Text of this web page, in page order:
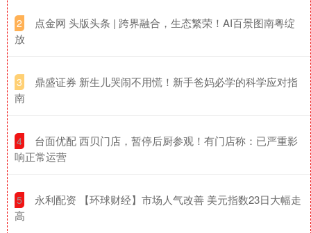
2
​点金网 头版头条 | 跨界融合，生态繁荣！AI百景图南粤绽
放
3
​鼎盛证券 新生儿哭闹不用慌！新手爸妈必学的科学应对指
南
4
​台面优配 西贝门店，暂停后厨参观！有门店称：已严重影
响正常运营
5
​永利配资 【环球财经】市场人气改善 美元指数23日大幅走
高